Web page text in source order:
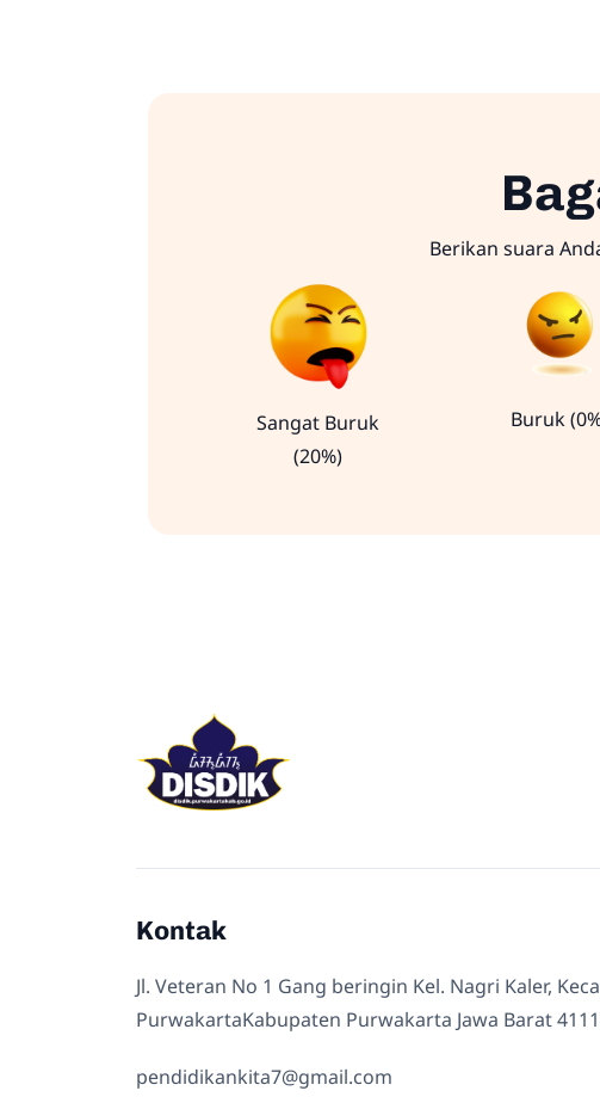
Berikan suara
Sangat Buruk
(20%)
Buruk
Kontak
Jl. Veteran No 1 Gang beringin Kel. Nagri Kaler,
PurwakartaKabupaten Purwakarta Jawa Barat
pendidikankita7@gmail.com